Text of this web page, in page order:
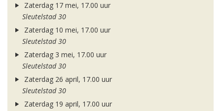
Zaterdag 17 mei, 17.00 uur
Sleutelstad 30
Zaterdag 10 mei, 17.00 uur
Sleutelstad 30
Zaterdag 3 mei, 17.00 uur
Sleutelstad 30
Zaterdag 26 april, 17.00 uur
Sleutelstad 30
Zaterdag 19 april, 17.00 uur